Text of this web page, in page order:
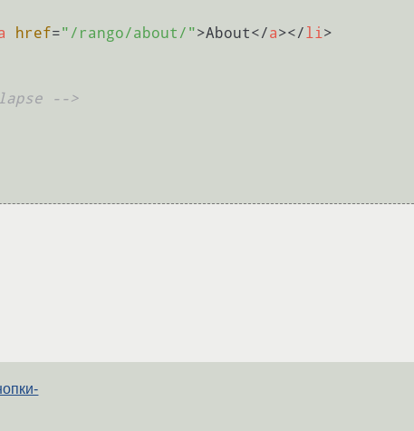
href="/rango/about/">About</a></li>
-->